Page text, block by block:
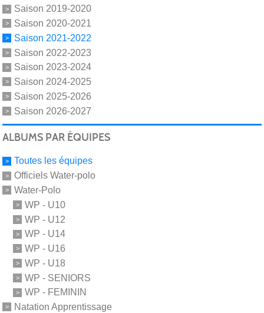
Saison 2019-2020
Saison 2020-2021
Saison 2021-2022
Saison 2022-2023
Saison 2023-2024
Saison 2024-2025
Saison 2025-2026
Saison 2026-2027
ALBUMS PAR ÉQUIPES
Toutes les équipes
Officiels Water-polo
Water-Polo
WP - U10
WP - U12
WP - U14
WP - U16
WP - U18
WP - SENIORS
WP - FEMININ
Natation Apprentissage